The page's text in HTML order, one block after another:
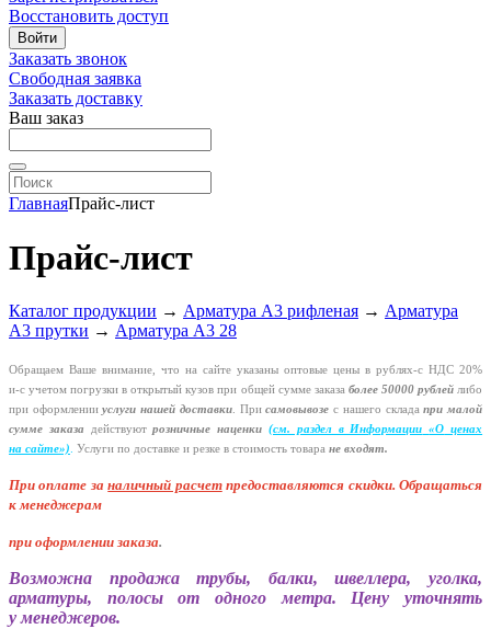
Восстановить доступ
Войти
Заказать звонок
Свободная заявка
Заказать доставку
Ваш заказ
ГлавнаяПрайс-лист
Прайс-лист
Каталог продукции → Арматура А3 рифленая → Арматура
А3 прутки → Арматура А3 28
Обращаем Ваше внимание, что на сайте указаны оптовые цены в рублях-с НДС 20%
и-с учетом погрузки в открытый кузов при общей сумме заказа более 50000 рублейлибо
при оформленииуслуги нашей доставки. Присамовывозе с нашего складапри малой
сумме заказа
действуютрозничные наценки (см. раздел в Информации «О ценах
на сайте»). Услуги по доставке и резке в стоимость товара не входят.
При оплате заналичный расчет предоставляются скидки. Обращаться
к менеджерам
при оформлении заказа.
Возможна продажа трубы, балки, швеллера, уголка,
арматуры, полосы от одного метра. Цену уточнять
у менеджеров.